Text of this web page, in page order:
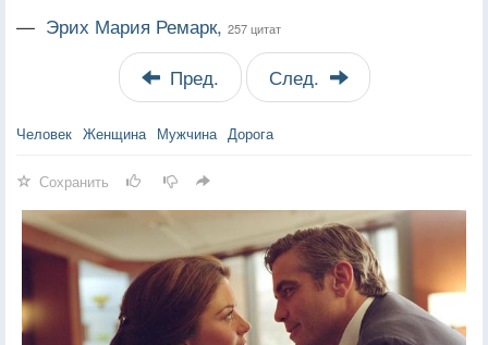
— Эрих Мария Ремарк, 257 цитат
Пред. След.
Человек Женщина Мужчина Дорога
Сохранить